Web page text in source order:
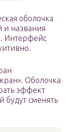
оболочка
и названия
Интерфейс
Оболочка
эффект
будут сменять